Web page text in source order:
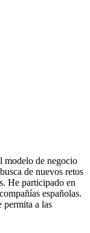
modelo de negocio
de nuevos retos
He participado en
españolas.
permita a las